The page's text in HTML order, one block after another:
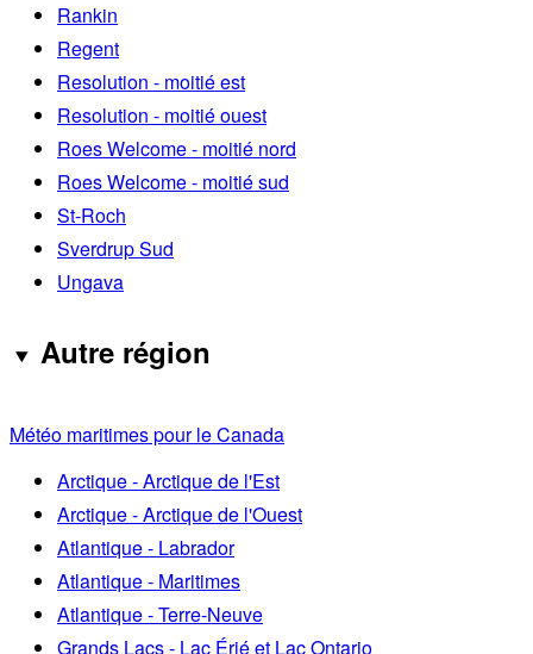
Rankin
Regent
Resolution - moitié est
Resolution - moitié ouest
Roes Welcome - moitié nord
Roes Welcome - moitié sud
St-Roch
Sverdrup Sud
Ungava
Autre région
Météo maritimes pour le Canada
Arctique - Arctique de l'Est
Arctique - Arctique de l'Ouest
Atlantique - Labrador
Atlantique - Maritimes
Atlantique - Terre-Neuve
Grands Lacs - Lac Érié et Lac Ontario